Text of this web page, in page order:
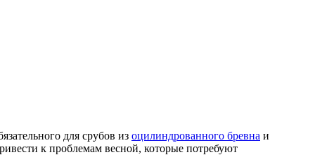
для срубов из оцилиндрованного бревна и
к проблемам весной, которые потребуют